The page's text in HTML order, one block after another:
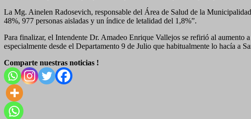
La Mg. Ainelen Radosevich, responsable del Área de Salud de la
48%, 977 personas aisladas y un índice de letalidad del 1,8%”.
Para finalizar, el Intendente Dr. Amadeo Enrique Vallejos se refirió al aumento
especialmente desde el Departamento 9 de Julio que habitualmente lo hacía a
Comparte nuestras noticias !